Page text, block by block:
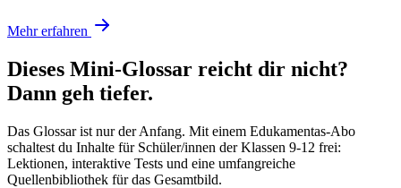
Mehr erfahren
Dieses Mini-Glossar reicht dir nicht?
Dann geh tiefer.
Das Glossar ist nur der Anfang. Mit einem Edukamentas-Abo
schaltest du Inhalte für Schüler/innen der Klassen 9-12 frei:
Lektionen, interaktive Tests und eine umfangreiche
Quellenbibliothek für das Gesamtbild.